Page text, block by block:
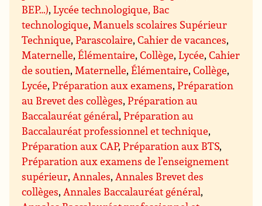
BEP…),Lycée technologique, Bac
technologique, Manuels scolaires Supérieur
Technique,Parascolaire,Cahier de vacances,
Maternelle,Élémentaire,Collège,Lycée,Cahier
de soutien, Maternelle,Élémentaire,Collège,
Lycée,Préparation aux examens,Préparation
au Brevet des collèges,Préparation au
Baccalauréat général,Préparation au
Baccalauréat professionnel et technique,
Préparation aux CAP,Préparation aux BTS,
Préparation aux examens de l’enseignement
supérieur, Annales, Annales Brevet des
collèges, Annales Baccalauréat général,